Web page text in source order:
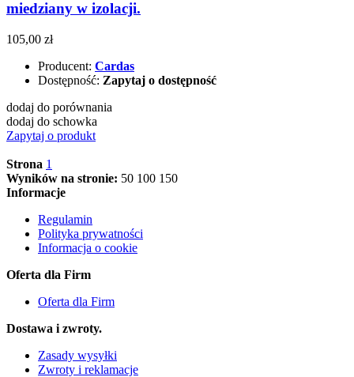
miedziany w izolacji.
105,00 zł
Producent: Cardas
Dostępność: Zapytaj o dostępność
dodaj do porównania
dodaj do schowka
Zapytaj o produkt
Strona 1
Wyników na stronie: 50 100 150
Informacje
Regulamin
Polityka prywatności
Informacja o cookie
Oferta dla Firm
Oferta dla Firm
Dostawa i zwroty.
Zasady wysyłki
Zwroty i reklamacje